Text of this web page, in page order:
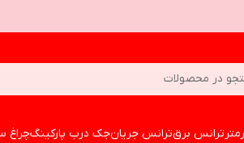
در محصولات
ترانس برقترانس جریانجک درب پارکینگچراغ